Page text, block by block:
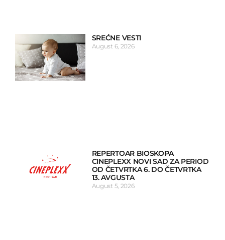
SREĆNE VESTI
August 6, 2026
REPERTOAR BIOSKOPA
CINEPLEXX NOVI SAD ZA PERIOD
OD ČETVRTKA 6. DO ČETVRTKA
13. AVGUSTA
August 5, 2026